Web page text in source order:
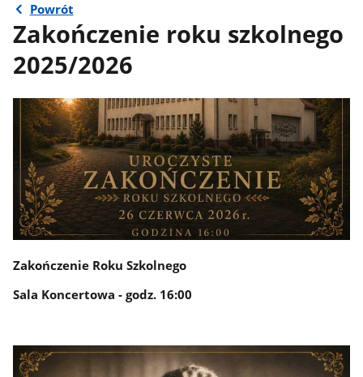
Powrót
Zakończenie roku szkolnego
2025/2026
Zakończenie Roku Szkolnego
Sala Koncertowa - godz. 16:00